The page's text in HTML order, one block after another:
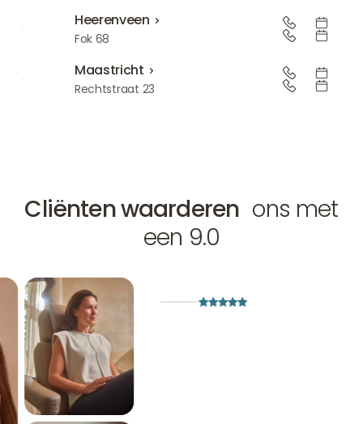
Heerenveen
Heerenveen
Fok 68
Maastricht
Maastricht
Rechtstraat 23
Cliënten waarderen ons met
een 9.0